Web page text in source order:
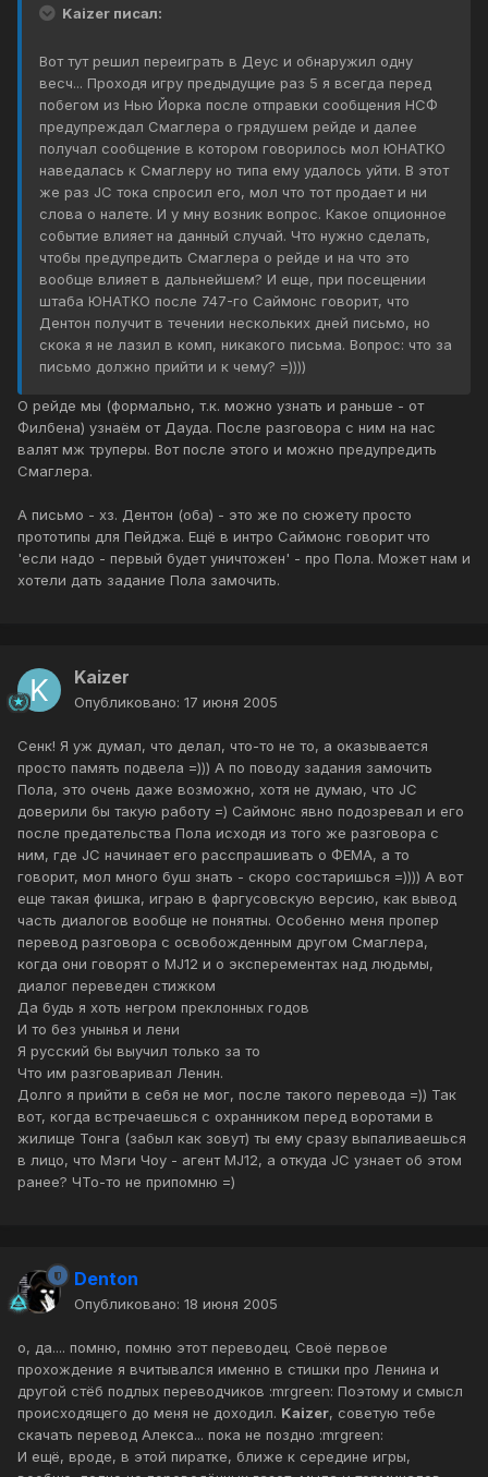
Kaizer писал:
Вот тут решил переиграть в Деус и обнаружил одну
весч... Проходя игру предыдущие раз 5 я всегда перед
побегом из Нью Йорка после отправки сообщения НСФ
предупреждал Смаглера о грядушем рейде и далее
получал сообщение в котором говорилось мол ЮНАТКО
наведалась к Смаглеру но типа ему удалось уйти. В этот
же раз JC тока спросил его, мол что тот продает и ни
слова о налете. И у мну возник вопрос. Какое опционное
событие влияет на данный случай. Что нужно сделать,
чтобы предупредить Смаглера о рейде и на что это
вообще влияет в дальнейшем? И еще, при посещении
штаба ЮНАТКО после 747-го Саймонс говорит, что
Дентон получит в течении нескольких дней письмо, но
скока я не лазил в комп, никакого письма. Вопрос: что за
письмо должно прийти и к чему? =))))
О рейде мы (формально, т.к. можно узнать и раньше - от
Филбена) узнаём от Дауда. После разговора с ним на нас
валят мж труперы. Вот после этого и можно предупредить
Смаглера.
А письмо - хз. Дентон (оба) - это же по сюжету просто
прототипы для Пейджа. Ещё в интро Саймонс говорит что
'если надо - первый будет уничтожен' - про Пола. Может нам и
хотели дать задание Пола замочить.
Kaizer
Опубликовано: 17 июня 2005
Сенк! Я уж думал, что делал, что-то не то, а оказывается
просто память подвела =))) А по поводу задания замочить
Пола, это очень даже возможно, хотя не думаю, что JC
доверили бы такую работу =) Саймонс явно подозревал и его
после предательства Пола исходя из того же разговора с
ним, где JC начинает его расспрашивать о ФЕМА, а то
говорит, мол много буш знать - скоро состаришься =)))) А вот
еще такая фишка, играю в фаргусовскую версию, как вывод
часть диалогов вообще не понятны. Особенно меня пропер
перевод разговора с освобожденным другом Смаглера,
когда они говорят о MJ12 и о эксперементах над людьмы,
диалог переведен стижком
Да будь я хоть негром преклонных годов
И то без унынья и лени
Я русский бы выучил только за то
Что им разговаривал Ленин.
Долго я прийти в себя не мог, после такого перевода =)) Так
вот, когда встречаешься с охранником перед воротами в
жилище Тонга (забыл как зовут) ты ему сразу выпаливаешься
в лицо, что Мэги Чоу - агент MJ12, а откуда JC узнает об этом
ранее? ЧТо-то не припомню =)
Denton
Опубликовано: 18 июня 2005
о, да.... помню, помню этот переводец. Своё первое
прохождение я вчитывался именно в стишки про Ленина и
другой стёб подлых переводчиков :mrgreen: Поэтому и смысл
происходящего до меня не доходил. Kaizer, советую тебе
скачать перевод Алекса... пока не поздно :mrgreen:
И ещё, вроде, в этой пиратке, ближе к середине игры,